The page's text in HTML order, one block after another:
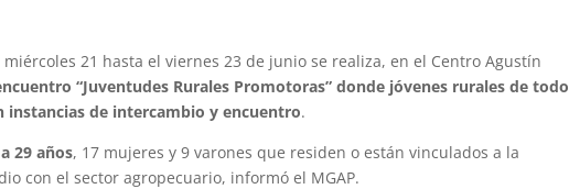
21 hasta el viernes 23 de junio se realiza, en el Centro Agustín
“Juventudes Rurales Promotoras” donde jóvenes rurales de todo
instancias de intercambio y encuentro.
29 años, 17 mujeres y 9 varones que residen o están vinculados a la
con el sector agropecuario, informó el MGAP.